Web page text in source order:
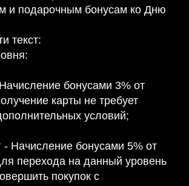
и подарочным бонусам ко Дню
текст:
бонусами 3% от
карты не требует
условий;
Начисление бонусами 5% от
перехода на данный уровень
покупок с